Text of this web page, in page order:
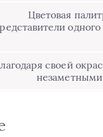
Цветовая
своей
незаметными